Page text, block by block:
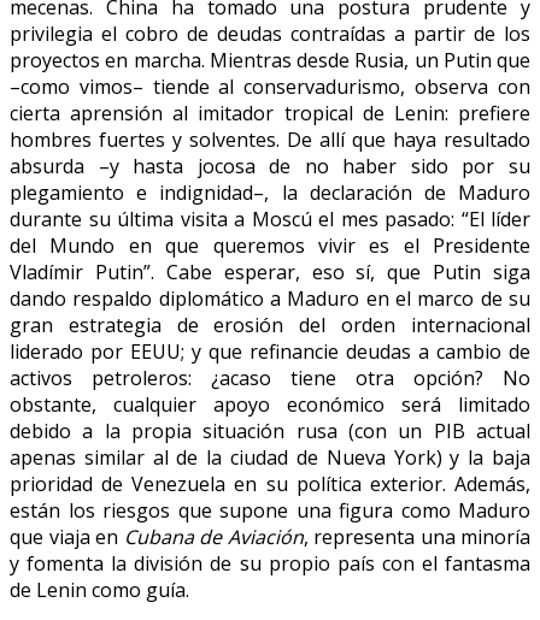
mecenas. China ha tomado una postura prudente y
privilegia el cobro de deudas contraídas a partir de los
proyectos en marcha. Mientras desde Rusia, un Putin que
–como vimos– tiende al conservadurismo, observa con
cierta aprensión al imitador tropical de Lenin: prefiere
hombres fuertes y solventes. De allí que haya resultado
absurda –y hasta jocosa de no haber sido por su
plegamiento e indignidad–, la declaración de Maduro
durante su última visita a Moscú el mes pasado: “El líder
del Mundo en que queremos vivir es el Presidente
Vladímir Putin”. Cabe esperar, eso sí, que Putin siga
dando respaldo diplomático a Maduro en el marco de su
gran estrategia de erosión del orden internacional
liderado por EEUU; y que refinancie deudas a cambio de
activos petroleros: ¿acaso tiene otra opción? No
obstante, cualquier apoyo económico será limitado
debido a la propia situación rusa (con un PIB actual
apenas similar al de la ciudad de Nueva York) y la baja
prioridad de Venezuela en su política exterior. Además,
están los riesgos que supone una figura como Maduro
que viaja en Cubana de Aviación, representa una minoría
y fomenta la división de su propio país con el fantasma
de Lenin como guía.